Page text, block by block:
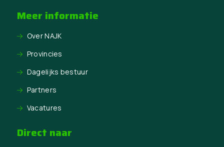
Meer informatie
Over NAJK
Provincies
Dagelijks bestuur
Partners
Vacatures
Direct naar